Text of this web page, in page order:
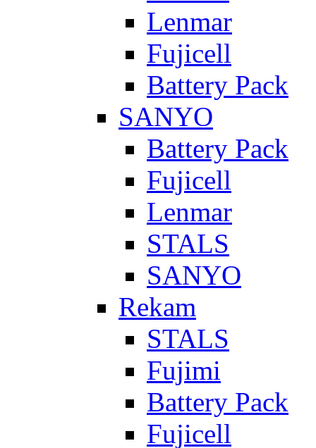
Lenmar
Fujicell
Battery Pack
SANYO
Battery Pack
Fujicell
Lenmar
STALS
SANYO
Rekam
STALS
Fujimi
Battery Pack
Fujicell